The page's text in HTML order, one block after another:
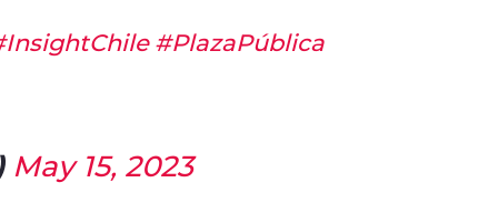
#PlazaPública
May 15, 2023